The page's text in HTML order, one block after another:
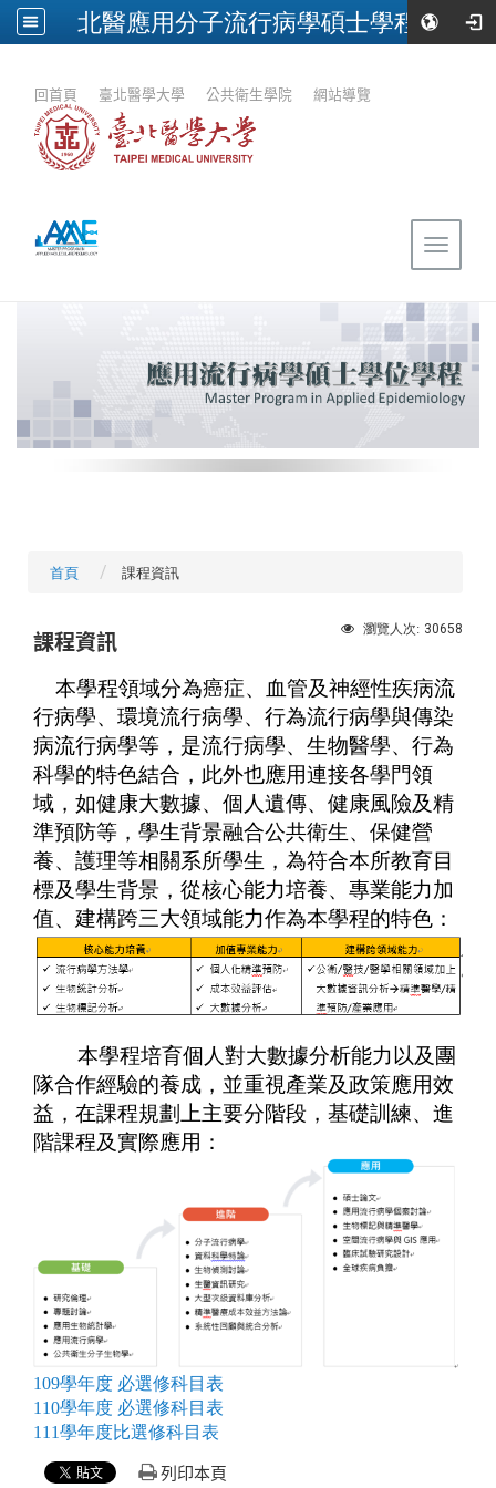
北醫應用分子流行病學碩士學程
回首頁 臺北醫學大學 公共衛生學院 網站導覽
Toggle
首頁 課程資訊
瀏覽人次: 30658
課程資訊
本學程領域分為癌症、血管及神經性疾病流
行病學、環境流行病學、行為流行病學與傳染
病流行病學等，是流行病學、生物醫學、行為
科學的特色結合，此外也應用連接各學門領
域，如健康大數據、個人遺傳、健康風險及精
準預防等，學生背景融合公共衛生、保健營
養、護理等相關系所學生，為符合本所教育目
標及學生背景，從核心能力培養、專業能力加
值、建構跨三大領域能力作為本學程的特色：
本學程培育個人對大數據分析能力以及團
隊合作經驗的養成，並重視產業及政策應用效
益，在課程規劃上主要分階段，基礎訓練、進
階課程及實際應用：
109學年度 必選修科目表
110學年度 必選修科目表
111學年度比選修科目表
列印本頁